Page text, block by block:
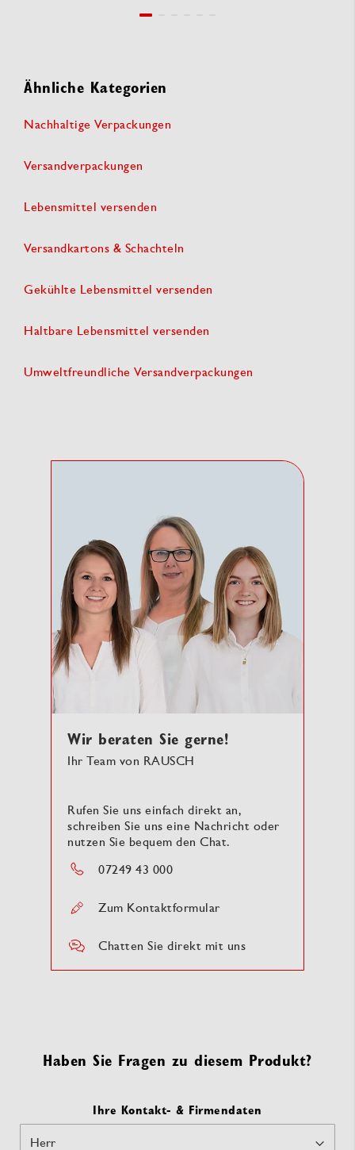
Ähnliche Kategorien
Nachhaltige Verpackungen
Versandverpackungen
Lebensmittel versenden
Versandkartons & Schachteln
Gekühlte Lebensmittel versenden
Haltbare Lebensmittel versenden
Umweltfreundliche Versandverpackungen
Wir beraten Sie gerne!
Ihr Team von RAUSCH
Rufen Sie uns einfach direkt an,
schreiben Sie uns eine Nachricht oder
nutzen Sie bequem den Chat.
07249 43 000
Zum Kontaktformular
Chatten Sie direkt mit uns
Haben Sie Fragen zu diesem Produkt?
Ihre Kontakt- & Firmendaten